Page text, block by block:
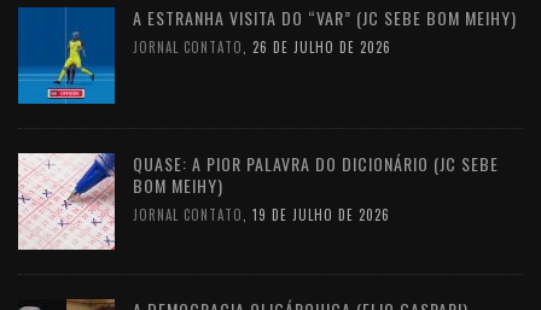
A ESTRANHA VISITA DO “VAR” (JC SEBE BOM MEIHY)
JORNAL CONTATO, 26 DE JULHO DE 2026
QUASE: A PIOR PALAVRA DO DICIONÁRIO (JC SEBE
BOM MEIHY)
JORNAL CONTATO, 19 DE JULHO DE 2026